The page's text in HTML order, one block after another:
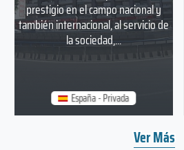
España - Privada
prestigio en el campo nacional y
también internacional, al servicio de
la sociedad,...
Ver Más